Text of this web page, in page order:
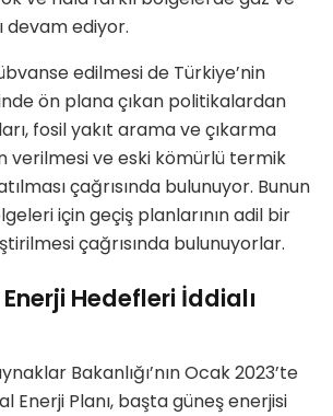
ediyor.
edilmesi de Türkiye’nin
ön plana çıkan politikalardan
fosil yakıt arama ve çıkarma
verilmesi ve eski kömürlü termik
çağrısında bulunuyor. Bunun
için geçiş planlarının adil bir
çağrısında bulunuyorlar.
Hedefleri İddialı
Bakanlığı’nın Ocak 2023’te
Enerji Planı, başta güneş enerjisi